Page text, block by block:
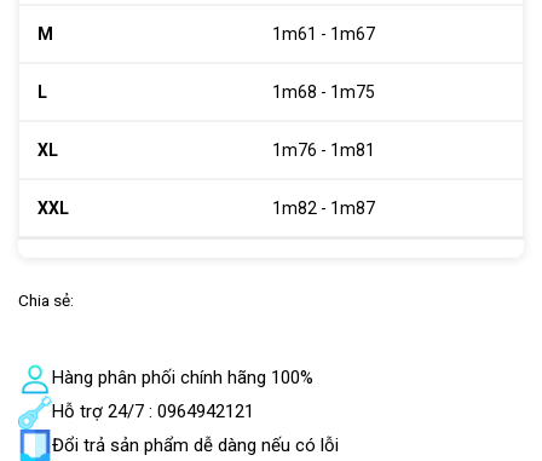
1m61 - 1m67
1m68 - 1m75
1m76 - 1m81
1m82 - 1m87
Chia sẻ:
Hàng phân phối chính hãng 100%
Hỗ trợ 24/7 : 0964942121
Đổi trả sản phẩm dễ dàng nếu có lỗi